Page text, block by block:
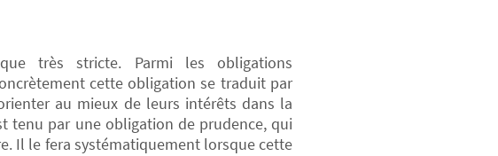
très stricte. Parmi les obligations
cette obligation se traduit par
au mieux de leurs intérêts dans la
tenu par une obligation de prudence, qui
Il le fera systématiquement lorsque cette